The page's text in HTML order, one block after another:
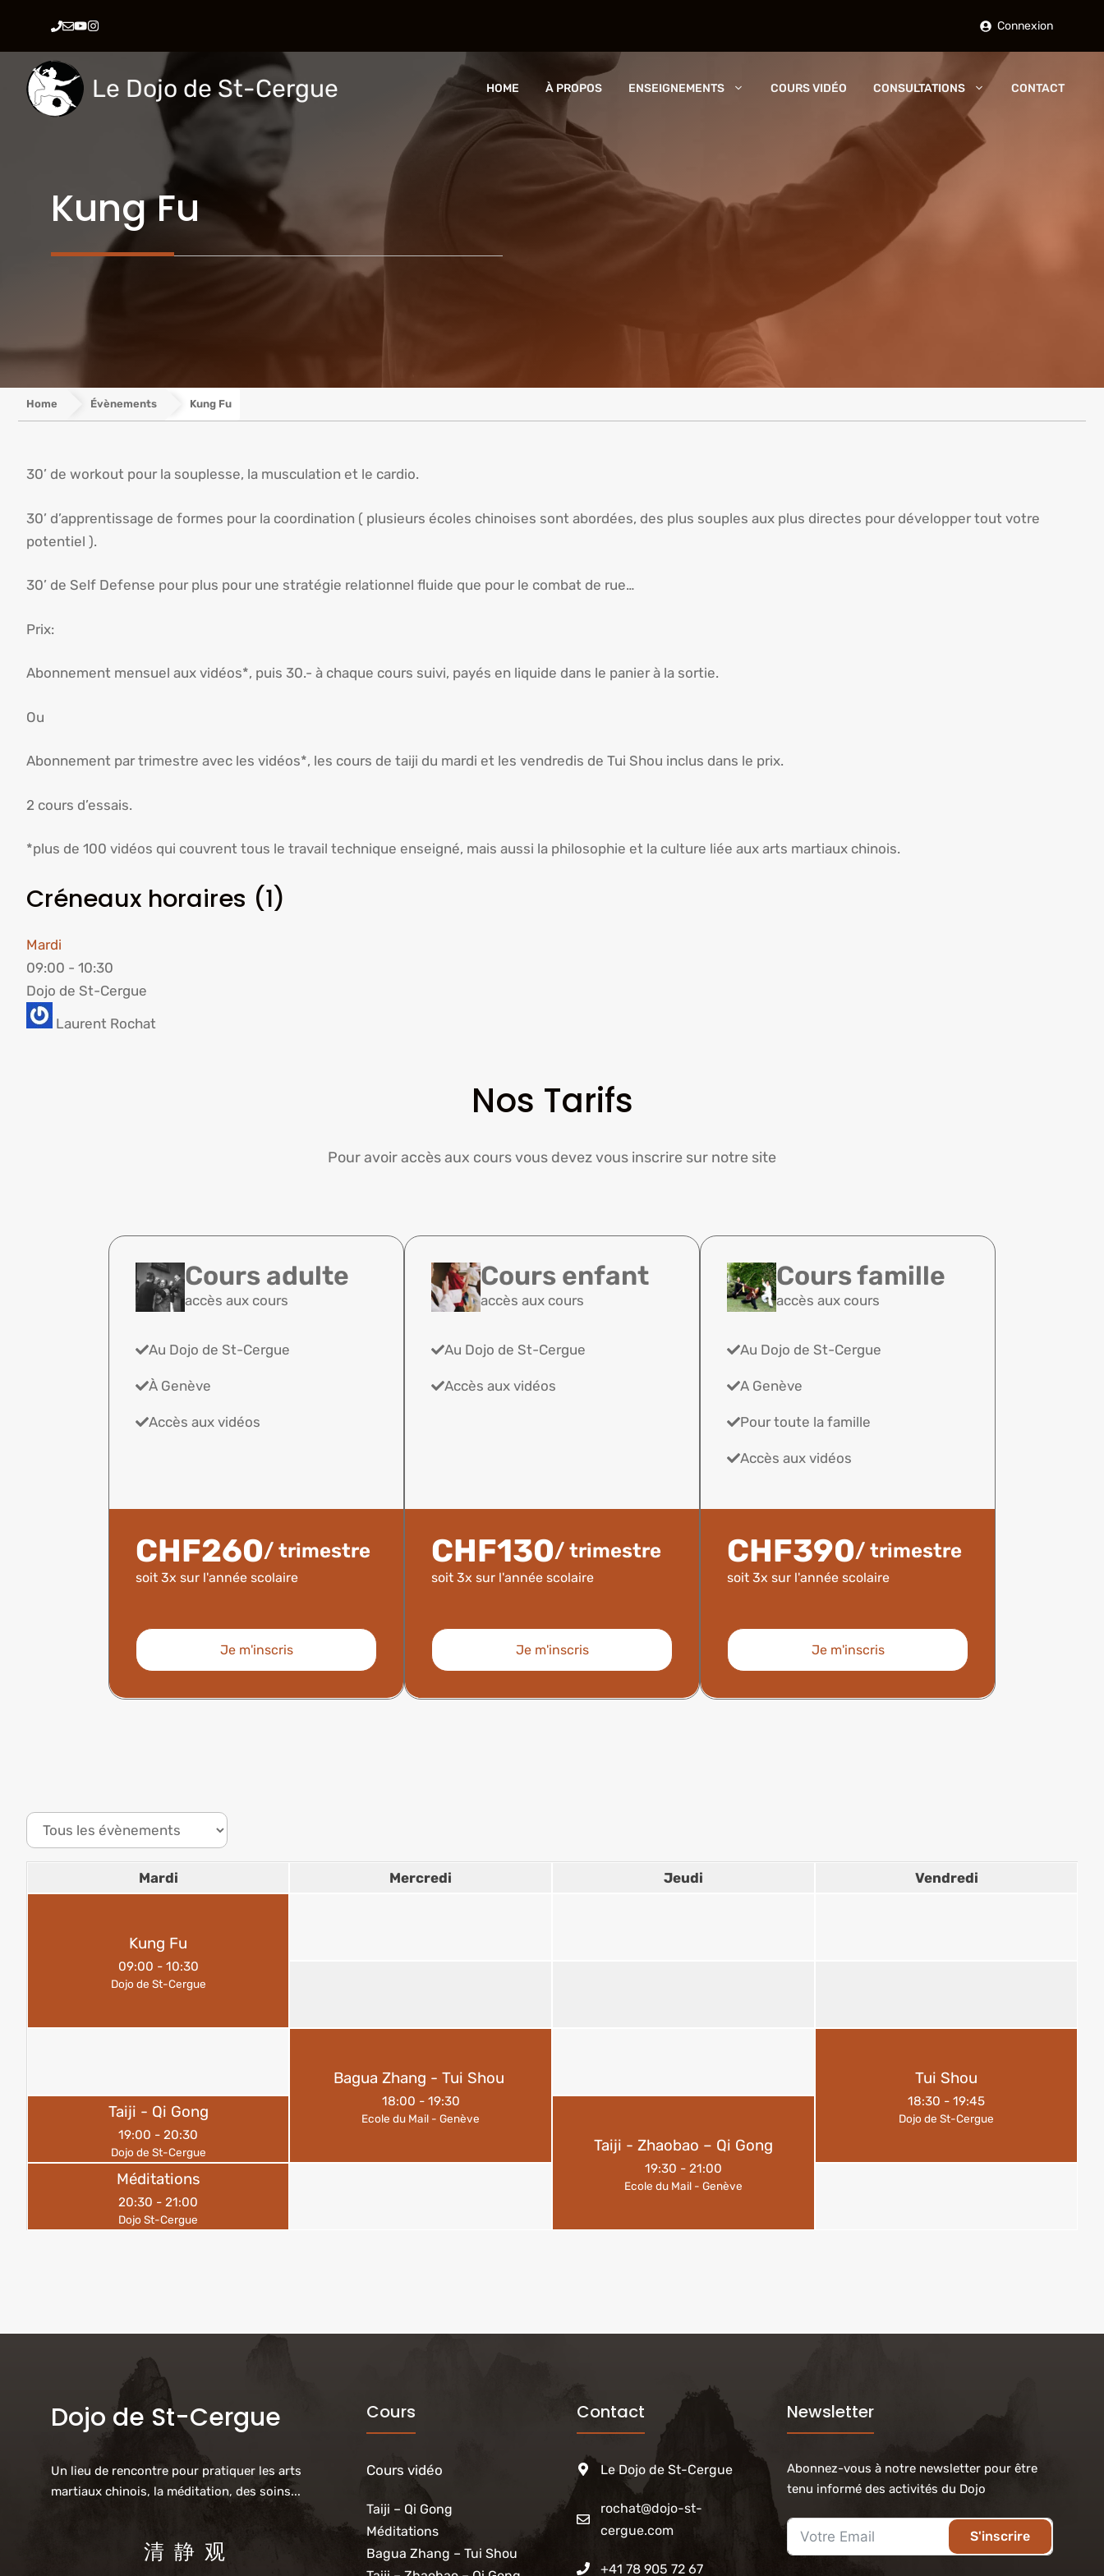
contenu
Connexion
Le Dojo de St-Cergue HOME À PROPOS ENSEIGNEMENTS COURS VIDÉO CONSULTATIONS CONTACT
Kung Fu
Home Évènements Kung Fu
30’ de workout pour la souplesse, la musculation et le cardio.
30’ d’apprentissage de formes pour la coordination ( plusieurs écoles chinoises sont abordées, des plus souples aux plus directes pour développer tout votre
potentiel ).
30’ de Self Defense pour plus pour une stratégie relationnel fluide que pour le combat de rue…
Prix:
Abonnement mensuel aux vidéos*, puis 30.- à chaque cours suivi, payés en liquide dans le panier à la sortie.
Ou
Abonnement par trimestre avec les vidéos*, les cours de taiji du mardi et les vendredis de Tui Shou inclus dans le prix.
2 cours d’essais.
*plus de 100 vidéos qui couvrent tous le travail technique enseigné, mais aussi la philosophie et la culture liée aux arts martiaux chinois.
Créneaux horaires (1)
Mardi
09:00 - 10:30
Dojo de St-Cergue
Laurent Rochat
Nos Tarifs
Pour avoir accès aux cours vous devez vous inscrire sur notre site
Cours adulte
accès aux cours
Au Dojo de St-Cergue
À Genève
Accès aux vidéos
CHF260/ trimestre
soit 3x sur l'année scolaire
Je m'inscris
Cours enfant
accès aux cours
Au Dojo de St-Cergue
Accès aux vidéos
CHF130/ trimestre
soit 3x sur l'année scolaire
Je m'inscris
Cours famille
accès aux cours
Au Dojo de St-Cergue
A Genève
Pour toute la famille
Accès aux vidéos
CHF390/ trimestre
soit 3x sur l'année scolaire
Je m'inscris
Mardi Mercredi Jeudi Vendredi
Kung Fu
09:00 - 10:30
Dojo de St-Cergue
Bagua Zhang - Tui Shou
18:00 - 19:30
Ecole du Mail - Genève
Tui Shou
18:30 - 19:45
Dojo de St-Cergue
Taiji - Qi Gong
19:00 - 20:30
Dojo de St-Cergue Taiji - Zhaobao – Qi Gong
19:30 - 21:00
Ecole du Mail - Genève
Méditations
20:30 - 21:00
Dojo St-Cergue
Dojo de St-Cergue
Un lieu de rencontre pour pratiquer les arts
martiaux chinois, la méditation, des soins...
清 静 观
Cours
Cours vidéo
Taiji – Qi Gong
Méditations
Bagua Zhang – Tui Shou
Contact
Le Dojo de St-Cergue
rochat@dojo-st-
cergue.com
+41 78 905 72 67
Newsletter
Abonnez-vous à notre newsletter pour être
tenu informé des activités du Dojo
S'inscrire